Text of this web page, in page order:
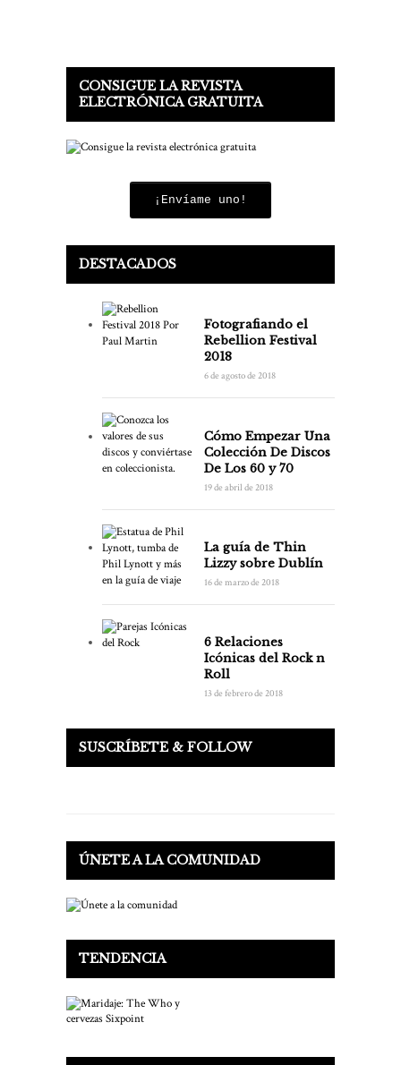
CONSIGUE LA REVISTA
ELECTRÓNICA GRATUITA
¡Envíame uno!
DESTACADOS
Fotografiando el
Rebellion Festival
2018
6 de agosto de 2018
Cómo Empezar Una
Colección De Discos
De Los 60 y 70
19 de abril de 2018
La guía de Thin
Lizzy sobre Dublín
16 de marzo de 2018
6 Relaciones
Icónicas del Rock n
Roll
13 de febrero de 2018
SUSCRÍBETE & FOLLOW
ÚNETE A LA COMUNIDAD
TENDENCIA